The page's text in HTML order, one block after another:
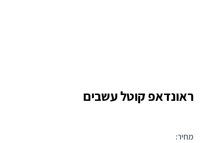
ראונדאפ קוטל עשבים
מחיר: